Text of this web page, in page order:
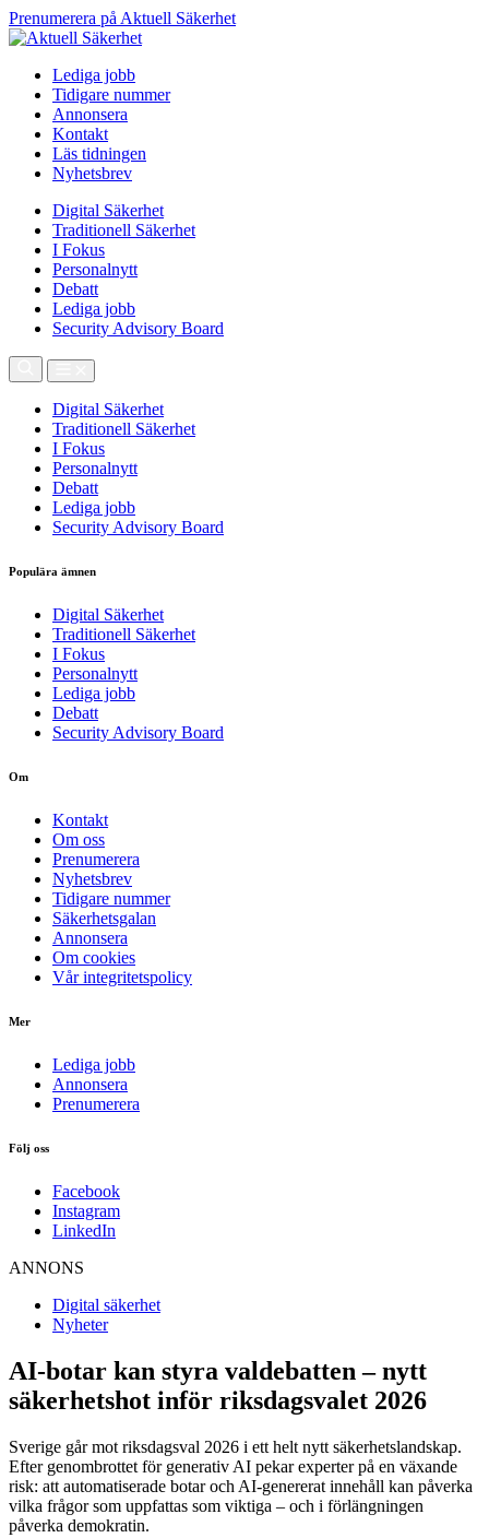
Prenumerera på Aktuell Säkerhet
Lediga jobb
Tidigare nummer
Annonsera
Kontakt
Läs tidningen
Nyhetsbrev
Digital Säkerhet
Traditionell Säkerhet
I Fokus
Personalnytt
Debatt
Lediga jobb
Security Advisory Board
Digital Säkerhet
Traditionell Säkerhet
I Fokus
Personalnytt
Debatt
Lediga jobb
Security Advisory Board
Populära ämnen
Digital Säkerhet
Traditionell Säkerhet
I Fokus
Personalnytt
Lediga jobb
Debatt
Security Advisory Board
Om
Kontakt
Om oss
Prenumerera
Nyhetsbrev
Tidigare nummer
Säkerhetsgalan
Annonsera
Om cookies
Vår integritetspolicy
Mer
Lediga jobb
Annonsera
Prenumerera
Följ oss
Facebook
Instagram
LinkedIn
ANNONS
Digital säkerhet
Nyheter
AI-botar kan styra valdebatten – nytt
säkerhetshot inför riksdagsvalet 2026
Sverige går mot riksdagsval 2026 i ett helt nytt säkerhetslandskap.
Efter genombrottet för generativ AI pekar experter på en växande
risk: att automatiserade botar och AI-genererat innehåll kan påverka
vilka frågor som uppfattas som viktiga – och i förlängningen
påverka demokratin.